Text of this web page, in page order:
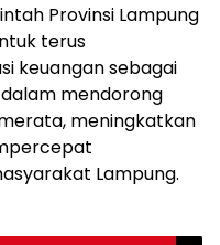
Provinsi Lampung
terus
keuangan sebagai
mendorong
meningkatkan
Lampung.